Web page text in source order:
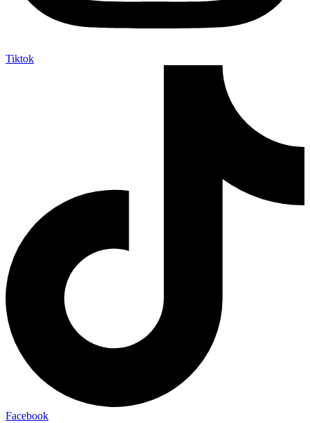
Tiktok
Facebook